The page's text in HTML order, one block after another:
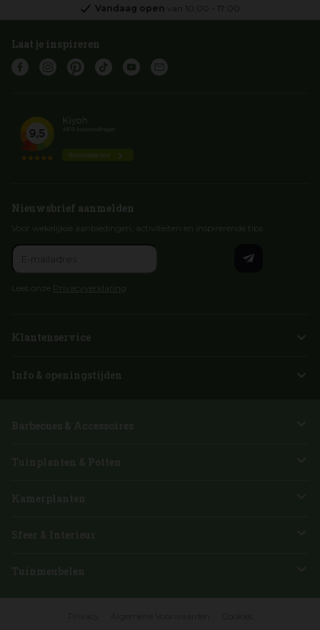
Vandaag open van 10:00 17:00
Laat je inspireren
Nieuwsbrief aanmelden
Voor wekelijkse aanbiedingen, activiteiten en inspirerende tips
Lees onze Privacyverklaring
Klantenservice
Info & openingstijden